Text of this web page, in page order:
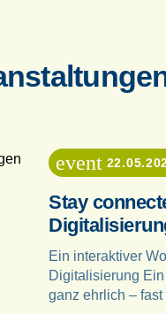
event
Stay
Ein interaktiver
Digitalisierung
ganz ehrlich –